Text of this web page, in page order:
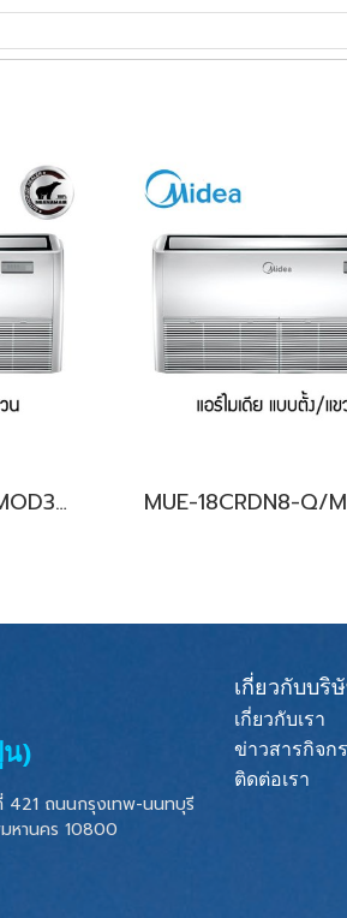
MUE-36CRDN8-Q/MOD30-36CFN8-Q (220V.) Midea รุ่นแขวนใต้ฝ้าเพดาน Inverter น้ำยา R32 พร้อมบริการติดตั้ง
)
421 ถนนกรุงเทพ-นนทบุรี
หานคร 10800
เกี่ยวกับบริ
เกี่ยวกับเรา
ข่าวสารกิจก
ติดต่อเรา